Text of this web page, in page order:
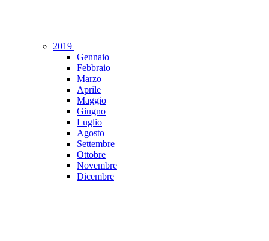
2019
Gennaio
Febbraio
Marzo
Aprile
Maggio
Giugno
Luglio
Agosto
Settembre
Ottobre
Novembre
Dicembre